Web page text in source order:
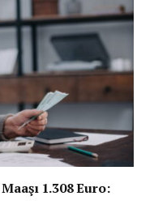
1.308 Euro: